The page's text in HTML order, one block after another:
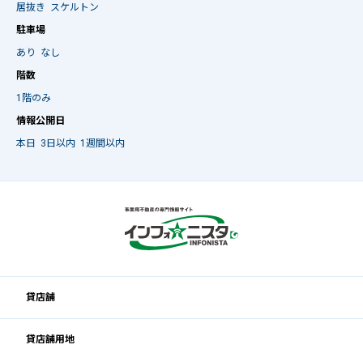
居抜き
スケルトン
駐車場
あり
なし
階数
1階のみ
情報公開日
本日
3日以内 1週間以内
貸店舗
貸店舗用地